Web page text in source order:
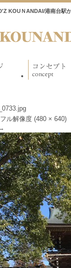
KOUＮANDAI/港南台駅
フル解像度 (480 × 640)